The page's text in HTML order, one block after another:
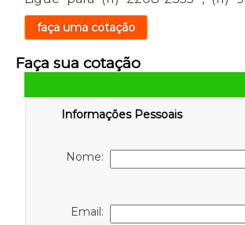
faça uma cotação
Faça sua cotação
Informações Pessoais
Nome:
Email: